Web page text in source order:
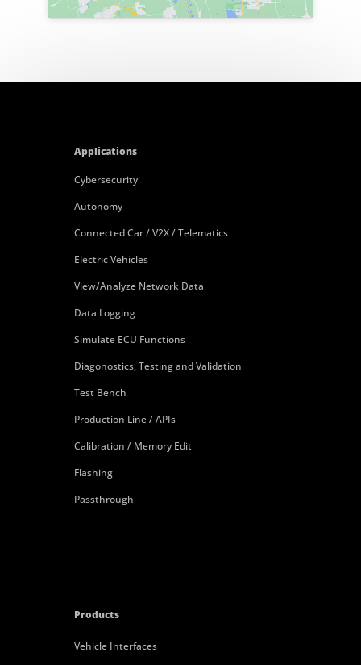
Applications
Cybersecurity
Autonomy
Connected Car / V2X / Telematics
Electric Vehicles
View/Analyze Network Data
Data Logging
Simulate ECU Functions
Diagonostics, Testing and Validation
Test Bench
Production Line / APIs
Calibration / Memory Edit
Flashing
Passthrough
Products
Vehicle Interfaces